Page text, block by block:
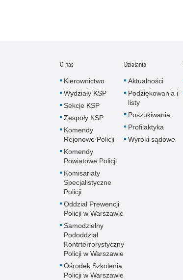
O nas
Kierownictwo
Wydziały KSP
Sekcje KSP
Zespoły KSP
Komendy
Rejonowe Policji
Komendy
Powiatowe Policji
Komisariaty
Specjalistyczne
Policji
Oddział Prewencji
Policji w Warszawie
Samodzielny
Pododdział
Kontrterrorystyczny
Policji w Warszawie
Ośrodek Szkolenia
Policji w Warszawie
Działania
Aktualności
Podziękowania i
listy
Poszukiwania
Profilaktyka
Wyroki sądowe